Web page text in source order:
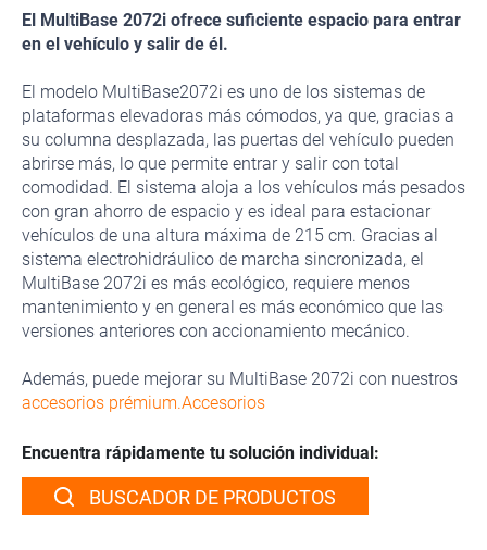
El MultiBase 2072i ofrece suficiente espacio para entrar
en el vehículo y salir de él.
El modelo MultiBase2072i es uno de los sistemas de
plataformas elevadoras más cómodos, ya que, gracias a
su columna desplazada, las puertas del vehículo pueden
abrirse más, lo que permite entrar y salir con total
comodidad. El sistema aloja a los vehículos más pesados
con gran ahorro de espacio y es ideal para estacionar
vehículos de una altura máxima de 215 cm. Gracias al
sistema electrohidráulico de marcha sincronizada, el
MultiBase 2072i es más ecológico, requiere menos
mantenimiento y en general es más económico que las
versiones anteriores con accionamiento mecánico.
Además, puede mejorar su MultiBase 2072i con nuestros
accesorios prémium.Accesorios
Encuentra rápidamente tu solución individual:
BUSCADOR DE PRODUCTOS